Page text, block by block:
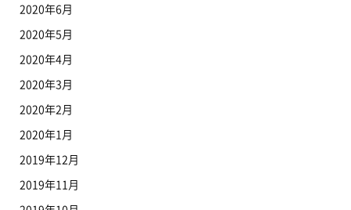
2020年6月
2020年5月
2020年4月
2020年3月
2020年2月
2020年1月
2019年12月
2019年11月